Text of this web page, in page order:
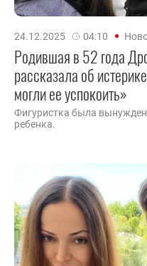
24.12.2025 04:10
Родившая в 52 года
рассказала об
могли ее успокоить»
Фигуристка была
ребенка.